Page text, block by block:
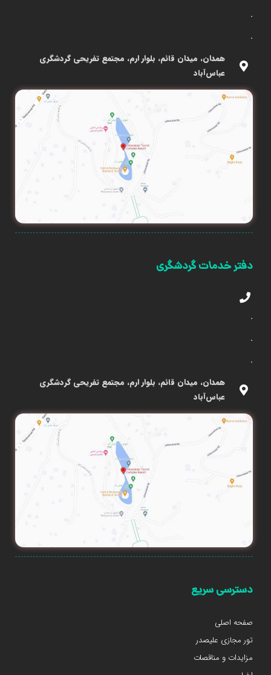
.
.
همدان، میدان قائم، بلوار ارم، مجتمع تفریحی گردشگری
عباس‌آباد
دفتر خدمات گردشگری
.
.
.
همدان، میدان قائم، بلوار ارم، مجتمع تفریحی گردشگری
عباس‌آباد
دسترسی سریع
صفحه اصلی
تور مجازی علیصدر
مزایدات و مناقصات